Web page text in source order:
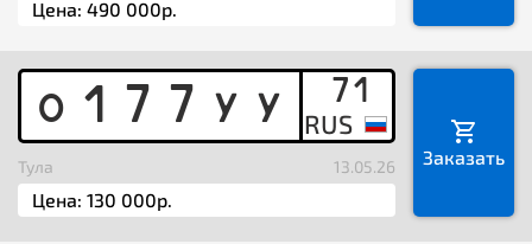
O 1 7 7 Y Y 71
Тула 13.05.26 Заказать